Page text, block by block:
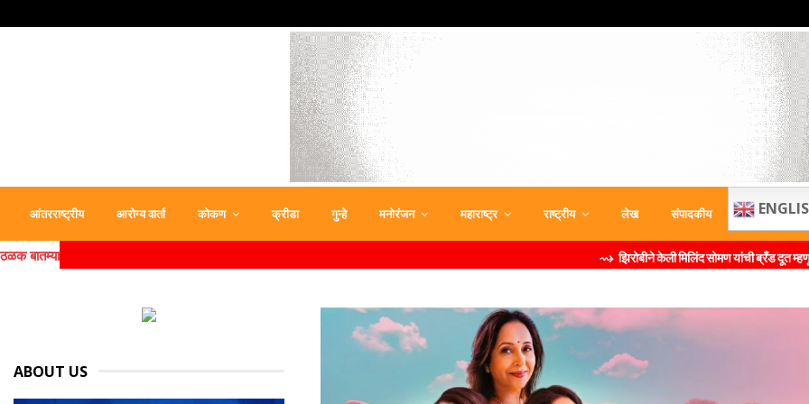
आंतरराष्ट्रीय आरोग्य वार्ता कोकण क्रीडा गुन्हे मनोरंजन महाराष्ट्र राष्ट्रीय लेख संपादकीय
ठळक बातम्या ⇝ झिरोबीने केली मिलिंद सोमण यांची ब्रँड दूत म्हणून नियुक्ती शुद्ध
ABOUT US